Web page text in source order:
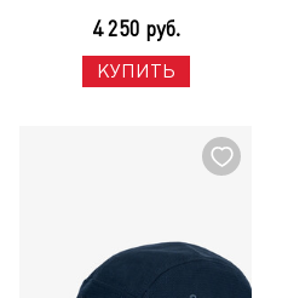
4 250 руб.
КУПИТЬ